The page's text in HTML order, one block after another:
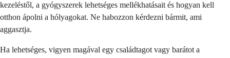
kezeléstől, a gyógyszerek lehetséges mellékhatásait és hogyan kell
otthon ápolni a hólyagokat. Ne habozzon kérdezni bármit, ami
aggasztja.
Ha lehetséges, vigyen magával egy családtagot vagy barátot a